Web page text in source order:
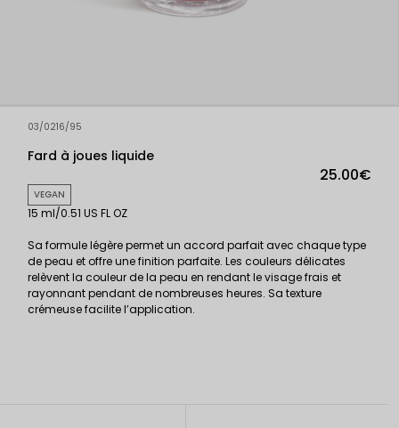
03/0216/95
Fard à joues liquide
25.00€
VEGAN
15 ml/0.51 US FL OZ
Sa formule légère permet un accord parfait avec chaque type
de peau et offre une finition parfaite. Les couleurs délicates
relèvent la couleur de la peau en rendant le visage frais et
rayonnant pendant de nombreuses heures. Sa texture
crémeuse facilite l’application.